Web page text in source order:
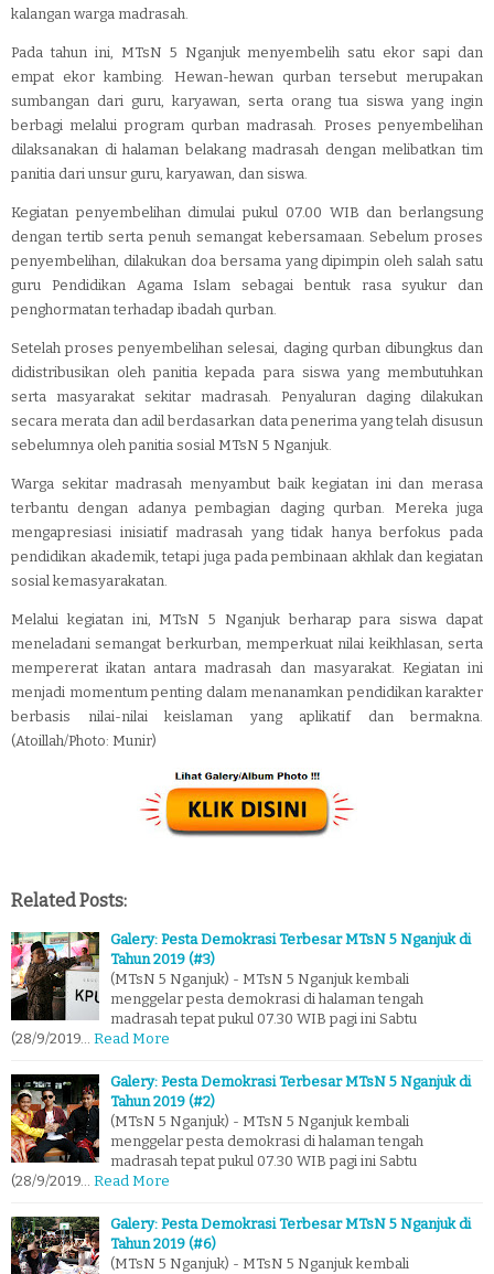
kalangan warga madrasah.
Pada tahun ini, MTsN 5 Nganjuk menyembelih satu ekor sapi dan
empat ekor kambing. Hewan-hewan qurban tersebut merupakan
sumbangan dari guru, karyawan, serta orang tua siswa yang ingin
berbagi melalui program qurban madrasah. Proses penyembelihan
dilaksanakan di halaman belakang madrasah dengan melibatkan tim
panitia dari unsur guru, karyawan, dan siswa.
Kegiatan penyembelihan dimulai pukul 07.00 WIB dan berlangsung
dengan tertib serta penuh semangat kebersamaan. Sebelum proses
penyembelihan, dilakukan doa bersama yang dipimpin oleh salah satu
guru Pendidikan Agama Islam sebagai bentuk rasa syukur dan
penghormatan terhadap ibadah qurban.
Setelah proses penyembelihan selesai, daging qurban dibungkus dan
didistribusikan oleh panitia kepada para siswa yang membutuhkan
serta masyarakat sekitar madrasah. Penyaluran daging dilakukan
secara merata dan adil berdasarkan data penerima yang telah disusun
sebelumnya oleh panitia sosial MTsN 5 Nganjuk.
Warga sekitar madrasah menyambut baik kegiatan ini dan merasa
terbantu dengan adanya pembagian daging qurban. Mereka juga
mengapresiasi inisiatif madrasah yang tidak hanya berfokus pada
pendidikan akademik, tetapi juga pada pembinaan akhlak dan kegiatan
sosial kemasyarakatan.
Melalui kegiatan ini, MTsN 5 Nganjuk berharap para siswa dapat
meneladani semangat berkurban, memperkuat nilai keikhlasan, serta
mempererat ikatan antara madrasah dan masyarakat. Kegiatan ini
menjadi momentum penting dalam menanamkan pendidikan karakter
berbasis nilai-nilai keislaman yang aplikatif dan bermakna.
(Atoillah/Photo: Munir)
Related Posts:
Galery: Pesta Demokrasi Terbesar MTsN 5 Nganjuk di
Tahun 2019 (#3)
(MTsN 5 Nganjuk) - MTsN 5 Nganjuk kembali
menggelar pesta demokrasi di halaman tengah
madrasah tepat pukul 07.30 WIB pagi ini Sabtu
(28/9/2019… Read More
Galery: Pesta Demokrasi Terbesar MTsN 5 Nganjuk di
Tahun 2019 (#2)
(MTsN 5 Nganjuk) - MTsN 5 Nganjuk kembali
menggelar pesta demokrasi di halaman tengah
madrasah tepat pukul 07.30 WIB pagi ini Sabtu
(28/9/2019… Read More
Galery: Pesta Demokrasi Terbesar MTsN 5 Nganjuk di
Tahun 2019 (#6)
(MTsN 5 Nganjuk) - MTsN 5 Nganjuk kembali